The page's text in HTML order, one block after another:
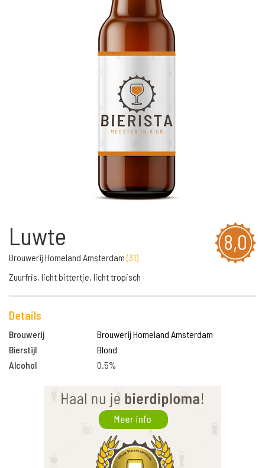
8,0
Luwte
Brouwerij Homeland Amsterdam(31)
Zuurfris, licht bittertje, licht tropisch
Details
Brouwerij
Brouwerij Homeland Amsterdam
Bierstijl
Blond
Alcohol
0.5%